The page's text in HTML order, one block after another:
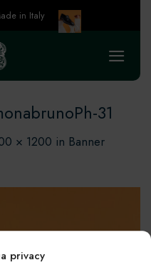
privacy
in Italy
31
× 1200 in Banner